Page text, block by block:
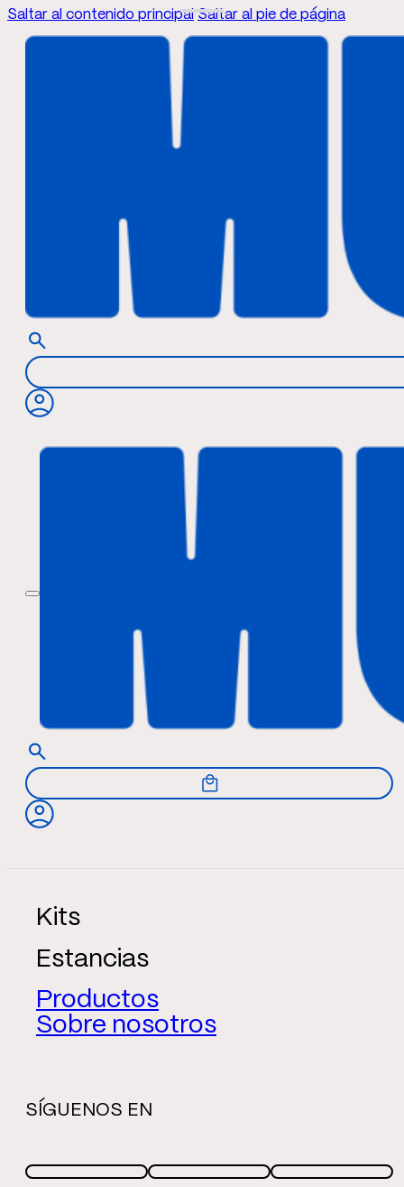
Saltar al contenido principal Saltar al pie de página
Kits
Estancias
Productos
Sobre nosotros
SÍGUENOS EN